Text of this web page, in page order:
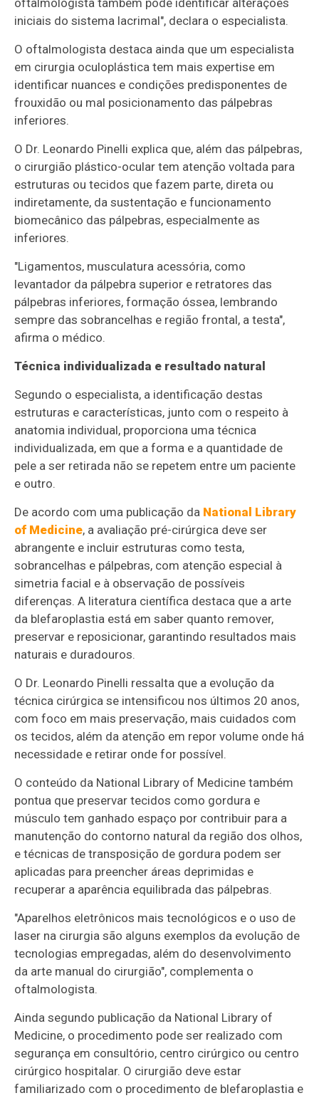
iniciais do sistema lacrimal", declara o especialista.
O oftalmologista destaca ainda que um especialista
em cirurgia oculoplástica tem mais expertise em
identificar nuances e condições predisponentes de
frouxidão ou mal posicionamento das pálpebras
inferiores.
O Dr. Leonardo Pinelli explica que, além das pálpebras,
o cirurgião plástico-ocular tem atenção voltada para
estruturas ou tecidos que fazem parte, direta ou
indiretamente, da sustentação e funcionamento
biomecânico das pálpebras, especialmente as
inferiores.
"Ligamentos, musculatura acessória, como
levantador da pálpebra superior e retratores das
pálpebras inferiores, formação óssea, lembrando
sempre das sobrancelhas e região frontal, a testa",
afirma o médico.
Técnica individualizada e resultado natural
Segundo o especialista, a identificação destas
estruturas e características, junto com o respeito à
anatomia individual, proporciona uma técnica
individualizada, em que a forma e a quantidade de
pele a ser retirada não se repetem entre um paciente
e outro.
De acordo com uma publicação da National Library
of Medicine, a avaliação pré-cirúrgica deve ser
abrangente e incluir estruturas como testa,
sobrancelhas e pálpebras, com atenção especial à
simetria facial e à observação de possíveis
diferenças. A literatura científica destaca que a arte
da blefaroplastia está em saber quanto remover,
preservar e reposicionar, garantindo resultados mais
naturais e duradouros.
O Dr. Leonardo Pinelli ressalta que a evolução da
técnica cirúrgica se intensificou nos últimos 20 anos,
com foco em mais preservação, mais cuidados com
os tecidos, além da atenção em repor volume onde há
necessidade e retirar onde for possível.
O conteúdo da National Library of Medicine também
pontua que preservar tecidos como gordura e
músculo tem ganhado espaço por contribuir para a
manutenção do contorno natural da região dos olhos,
e técnicas de transposição de gordura podem ser
aplicadas para preencher áreas deprimidas e
recuperar a aparência equilibrada das pálpebras.
"Aparelhos eletrônicos mais tecnológicos e o uso de
laser na cirurgia são alguns exemplos da evolução de
tecnologias empregadas, além do desenvolvimento
da arte manual do cirurgião", complementa o
oftalmologista.
Ainda segundo publicação da National Library of
Medicine, o procedimento pode ser realizado com
segurança em consultório, centro cirúrgico ou centro
cirúrgico hospitalar. O cirurgião deve estar
familiarizado com o procedimento de blefaroplastia e